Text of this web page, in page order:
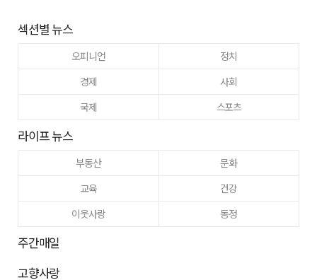
섹션별 뉴스
오피니언
정치
경제
사회
국제
스포츠
라이프 뉴스
부동산
문화
교육
건강
이웃사랑
동정
주간매일
고향사랑